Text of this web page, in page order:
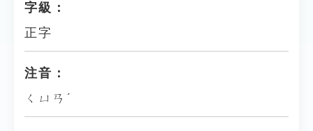
字級：
正字
注音：
ㄑㄩㄢˊ